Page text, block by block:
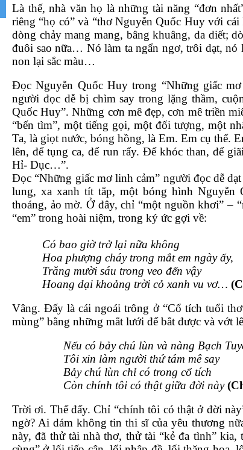
Là thế, nhà văn họ là những tài năng “đơn
riêng “họ có” và “thơ Nguyễn Quốc Huy với
dòng chảy mang mang, bâng khuâng, da diết;
đuôi sao nữa… Nó làm ta ngẩn ngơ, trôi dạt, nó
non lại sắc màu…
Đọc Nguyễn Quốc Huy trong “Những giấc
người đọc dễ bị chìm say trong lặng thầm,
Quốc Huy”. Những cơn mê đẹp, cơn mê triền
“bến tìm”, một tiếng gọi, một đối tượng, một
Ta, là giọt nước, bóng hồng, là Em. Em cụ thể.
lên, để tụng ca, để run rẩy. Để khóc than, để
Hỉ- Dục…”.
Đọc “Những giấc mơ linh cảm” người đọc dễ
lung, xa xanh tít tắp, một bóng hình Nguyễn
thoáng, ảo mờ. Ở đây, chỉ “một nguồn khơi” –
“em” trong hoài niệm, trong ký ức gợi về:
Có bao giờ trở lại nữa không
Hoa phượng cháy trong mắt em ngày ấy,
Trăng mười sáu trong veo đến vậy
Hoang dại khoảng trời cỏ xanh vu vơ…
Vâng. Đấy là cái ngoái trông ở “Cổ tích tuổi
mùng” bằng những mắt lưới để bắt được và vớt
Nếu có bảy chú lùn và nàng Bạch
Tôi xin làm người thứ tám mê say
Bảy chú lùn chỉ có trong cổ tích
Còn chính tôi có thật giữa đời này
Trời ơi. Thế đấy. Chỉ “chính tôi có thật ở đời
ngờ? Ai dám không tin thi sĩ của yêu thương
này, đã thử tài nhà thơ, thử tài “kẻ đa tình”